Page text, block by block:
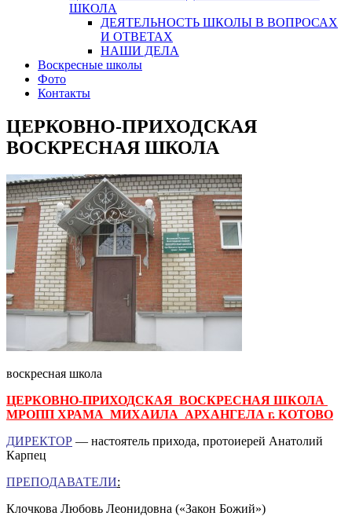
ШКОЛА
ДЕЯТЕЛЬНОСТЬ ШКОЛЫ В ВОПРОСАХ
И ОТВЕТАХ
НАШИ ДЕЛА
Воскресные школы
Фото
Контакты
ЦЕРКОВНО-ПРИХОДСКАЯ
ВОСКРЕСНАЯ ШКОЛА
воскресная школа
ЦЕРКОВНО-ПРИХОДСКАЯ ВОСКРЕСНАЯ ШКОЛА
МРОПП ХРАМА МИХАИЛА АРХАНГЕЛА г. КОТОВО
ДИРЕКТОР — настоятель прихода, протоиерей Анатолий
Карпец
ПРЕПОДАВАТЕЛИ:
Клочкова Любовь Леонидовна («Закон Божий»)